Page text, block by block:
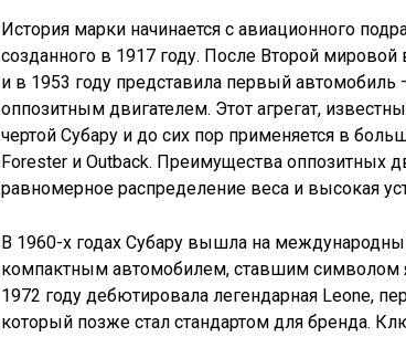
История марки начинается с авиационного
созданного в 1917 году. После Второй
и в 1953 году представила первый автомобиль
оппозитным двигателем. Этот агрегат,
чертой Субару и до сих пор применяется в
Forester и Outback. Преимущества оппозитных
равномерное распределение веса и высокая
В 1960-х годах Субару вышла на
компактным автомобилем, ставшим символом
1972 году дебютировала легендарная Leone,
который позже стал стандартом для бренда.